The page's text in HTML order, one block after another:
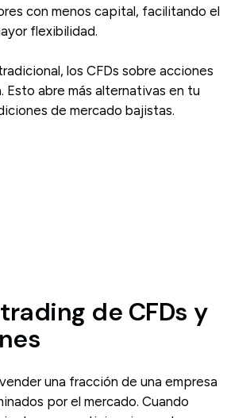
con menos capital, facilitando el
flexibilidad.
los CFDs sobre acciones
abre más alternativas en tu
de mercado bajistas.
de CFDs y
una fracción de una empresa
por el mercado. Cuando